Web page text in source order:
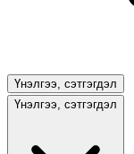
Үнэлгээ, сэтгэгдэл
Үнэлгээ, сэтгэгдэл